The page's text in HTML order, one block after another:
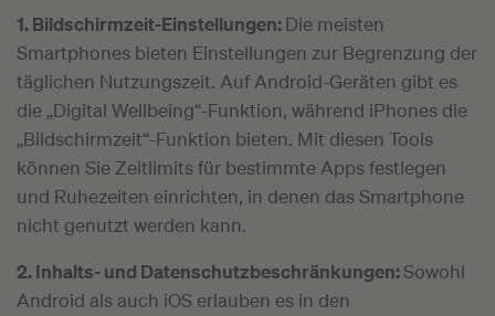
1. Bildschirmzeit-Einstellungen:Die meisten
Smartphones bieten Einstellungen zur Begrenzung der
täglichen Nutzungszeit. Auf Android-Geräten gibt es
die „Digital Wellbeing“-Funktion, während iPhones die
„Bildschirmzeit“-Funktion bieten. Mit diesen Tools
können Sie Zeitlimits für bestimmte Apps festlegen
und Ruhezeiten einrichten, in denen das Smartphone
nicht genutzt werden kann.
2. Inhalts- und Datenschutzbeschränkungen:Sowohl
Android als auch iOS erlauben es in den